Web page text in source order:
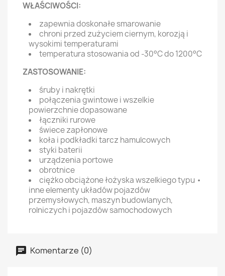
WŁAŚCIWOŚCI:
zapewnia doskonałe smarowanie
chroni przed zużyciem ciernym, korozją i
wysokimi temperaturami
temperatura stosowania od -30°C do 1200°C
ZASTOSOWANIE:
śruby i nakrętki
połączenia gwintowe i wszelkie
powierzchnie dopasowane
łączniki rurowe
świece zapłonowe
koła i podkładki tarcz hamulcowych
styki baterii
urządzenia portowe
obrotnice
ciężko obciążone łożyska wszelkiego typu •
inne elementy układów pojazdów
przemysłowych, maszyn budowlanych,
rolniczych i pojazdów samochodowych
Komentarze (0)